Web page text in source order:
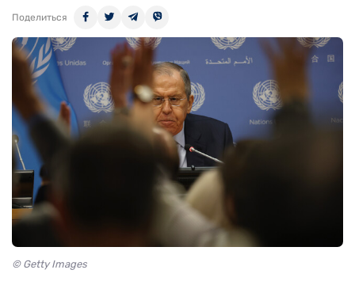
Поделиться
© Getty Images